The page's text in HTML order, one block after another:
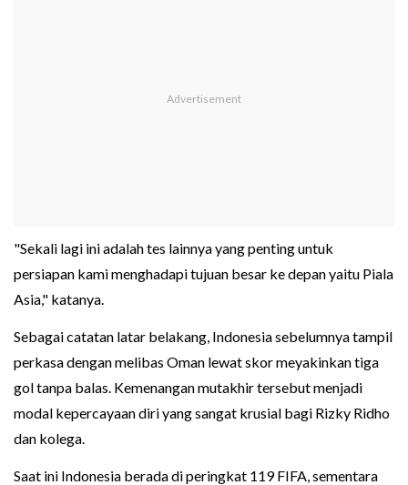
"Sekali lagi ini adalah tes lainnya yang penting untuk
persiapan kami menghadapi tujuan besar ke depan yaitu Piala
Asia," katanya.
Sebagai catatan latar belakang, Indonesia sebelumnya tampil
perkasa dengan melibas Oman lewat skor meyakinkan tiga
gol tanpa balas. Kemenangan mutakhir tersebut menjadi
modal kepercayaan diri yang sangat krusial bagi Rizky Ridho
dan kolega.
Saat ini Indonesia berada di peringkat 119 FIFA, sementara